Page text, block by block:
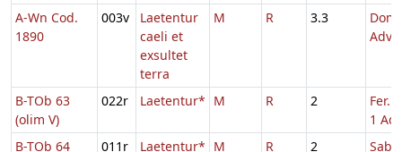
A-Wn Cod.
1890
003v
Laetentur
caeli et
exsultet
terra
M R 3.3
B-TOb 63
(olim V)
022r Laetentur* M R 2
Fer.
1
B-TOb 64
011r Laetentur* M R 2